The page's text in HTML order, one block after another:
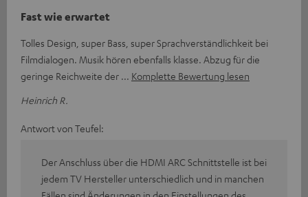
Fast wie erwartet
Tolles Design, super Bass, super Sprachverständlichkeit bei
Filmdialogen. Musik hören ebenfalls klasse. Abzug für die
geringe Reichweite der
Komplette Bewertung lesen
Heinrich R.
Antwort von Teufel:
Der Anschluss über die HDMI ARC Schnittstelle ist bei
jedem TV Hersteller unterschiedlich und in manchen